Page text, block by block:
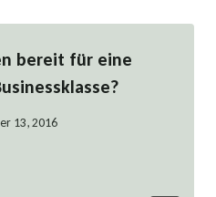
bereit für eine
13, 2016